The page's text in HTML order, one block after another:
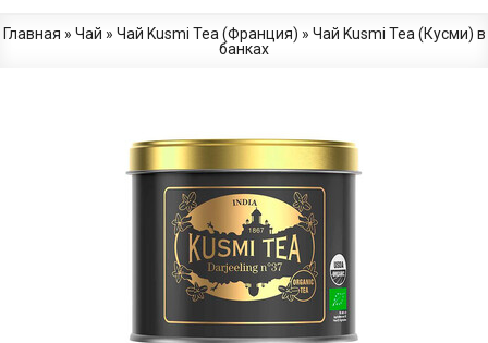
Главная » Чай » Чай Kusmi Tea (Франция) » Чай Kusmi Tea (Кусми) в
банках